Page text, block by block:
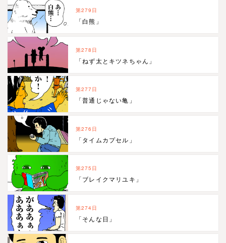
第279日
「白熊」
第278日
「ねず太とキツネちゃん」
第277日
「普通じゃない亀」
第276日
「タイムカプセル」
第275日
「ブレイクマリユキ」
第274日
「そんな日」